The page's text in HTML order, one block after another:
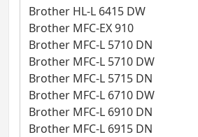
Brother HL-L 6415 DW
Brother MFC-EX 910
Brother MFC-L 5710 DN
Brother MFC-L 5710 DW
Brother MFC-L 5715 DN
Brother MFC-L 6710 DW
Brother MFC-L 6910 DN
Brother MFC-L 6915 DN